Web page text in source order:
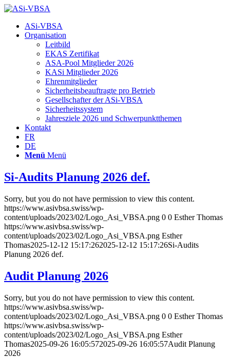
Hauptnavigation
ASi-VBSA
Organisation
Leitbild
EKAS Zertifikat
ASA-Pool Mitglieder 2026
KASi Mitglieder 2026
Ehrenmitglieder
Sicherheitsbeauftragte pro Betrieb
Gesellschafter der ASi-VBSA
Sicherheitssystem
Jahresziele 2026 und Schwerpunktthemen
Kontakt
FR
DE
Menü Menü
Si-Audits Planung 2026 def.
Sorry, but you do not have permission to view this content.
https://www.asivbsa.swiss/wp-
content/uploads/2023/02/Logo_Asi_VBSA.png 0 0 Esther Thomas
https://www.asivbsa.swiss/wp-
content/uploads/2023/02/Logo_Asi_VBSA.png Esther
Thomas2025-12-12 15:17:262025-12-12 15:17:26Si-Audits
Planung 2026 def.
Audit Planung 2026
Sorry, but you do not have permission to view this content.
https://www.asivbsa.swiss/wp-
content/uploads/2023/02/Logo_Asi_VBSA.png 0 0 Esther Thomas
https://www.asivbsa.swiss/wp-
content/uploads/2023/02/Logo_Asi_VBSA.png Esther
Thomas2025-09-26 16:05:572025-09-26 16:05:57Audit Planung
2026